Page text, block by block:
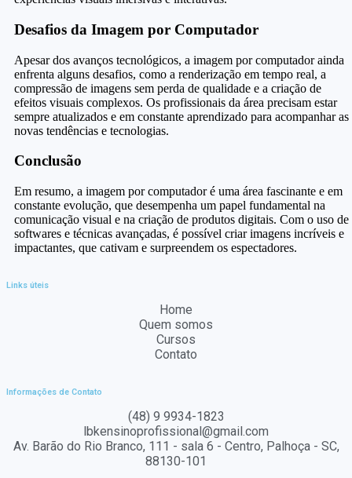
Desafios da Imagem por Computador
Apesar dos avanços tecnológicos, a imagem por computador ainda
enfrenta alguns desafios, como a renderização em tempo real, a
compressão de imagens sem perda de qualidade e a criação de
efeitos visuais complexos. Os profissionais da área precisam estar
sempre atualizados e em constante aprendizado para acompanhar as
novas tendências e tecnologias.
Conclusão
Em resumo, a imagem por computador é uma área fascinante e em
constante evolução, que desempenha um papel fundamental na
comunicação visual e na criação de produtos digitais. Com o uso de
softwares e técnicas avançadas, é possível criar imagens incríveis e
impactantes, que cativam e surpreendem os espectadores.
Links úteis
Home
Quem somos
Cursos
Contato
Informações de Contato
(48) 9 9934-1823
lbkensinoprofissional@gmail.com
Av. Barão do Rio Branco, 111 - sala 6 - Centro, Palhoça - SC,
88130-101